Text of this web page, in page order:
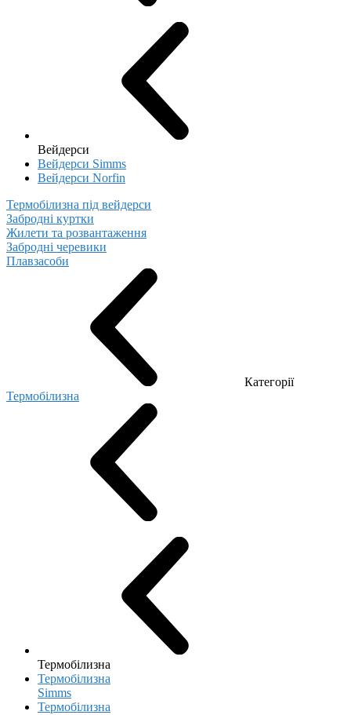
Вейдерси
Вейдерси Simms
Вейдерси Norfin
Термобілизна під вейдерси
Забродні куртки
Жилети та розвантаження
Забродні черевики
Плавзасоби
Категорії
Термобілизна
Термобілизна
Термобілизна
Simms
Термобілизна